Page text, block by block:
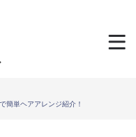
簡単ヘアアレンジ紹介！